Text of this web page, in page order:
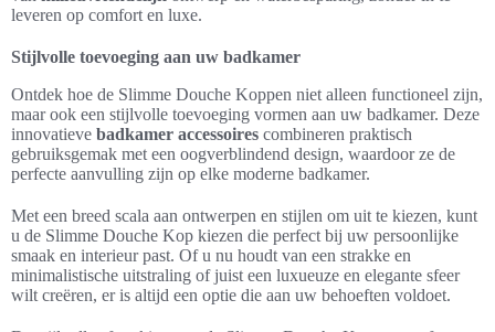
leveren op comfort en luxe.
Stijlvolle toevoeging aan uw badkamer
Ontdek hoe de Slimme Douche Koppen niet alleen functioneel zijn,
maar ook een stijlvolle toevoeging vormen aan uw badkamer. Deze
innovatieve badkamer accessoires combineren praktisch
gebruiksgemak met een oogverblindend design, waardoor ze de
perfecte aanvulling zijn op elke moderne badkamer.
Met een breed scala aan ontwerpen en stijlen om uit te kiezen, kunt
u de Slimme Douche Kop kiezen die perfect bij uw persoonlijke
smaak en interieur past. Of u nu houdt van een strakke en
minimalistische uitstraling of juist een luxueuze en elegante sfeer
wilt creëren, er is altijd een optie die aan uw behoeften voldoet.